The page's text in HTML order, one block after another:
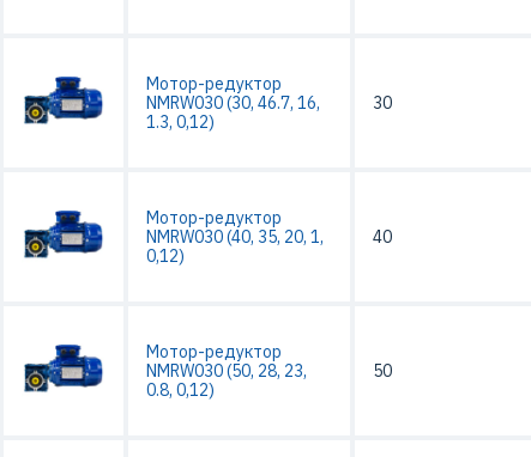
Мотор-редуктор
NMRW030 (30, 46.7, 16,
1.3, 0,12)
30
Мотор-редуктор
NMRW030 (40, 35, 20, 1,
0,12)
40
Мотор-редуктор
NMRW030 (50, 28, 23,
0.8, 0,12)
50